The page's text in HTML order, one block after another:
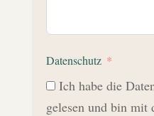
Datenschutz
Ich habe die
gelesen und bin mit